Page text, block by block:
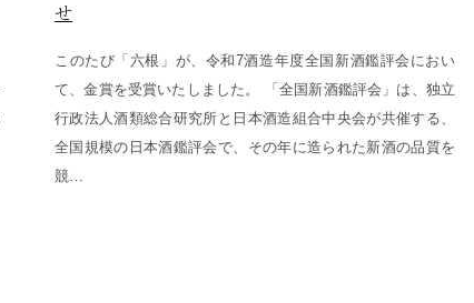
せ
このたび「六根」が、令和7酒造年度全国新酒鑑評会におい
て、金賞を受賞いたしました。 「全国新酒鑑評会」は、独立
行政法人酒類総合研究所と日本酒造組合中央会が共催する、
全国規模の日本酒鑑評会で、その年に造られた新酒の品質を
競…